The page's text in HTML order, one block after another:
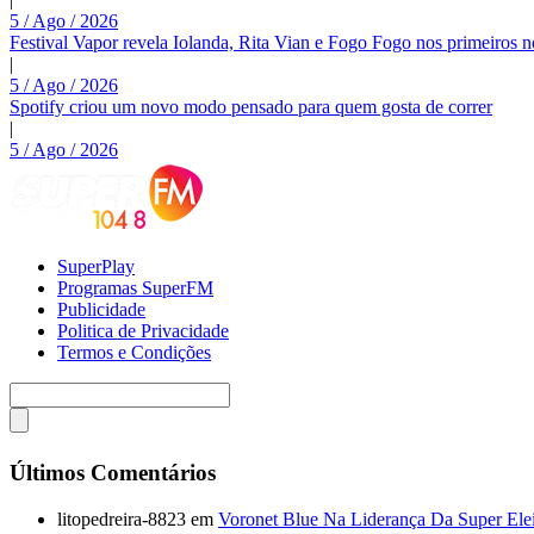
5 / Ago / 2026
Festival Vapor revela Iolanda, Rita Vian e Fogo Fogo nos primeiros
|
5 / Ago / 2026
Spotify criou um novo modo pensado para quem gosta de correr
|
5 / Ago / 2026
SuperPlay
Programas SuperFM
Publicidade
Politica de Privacidade
Termos e Condições
Últimos Comentários
litopedreira-8823 em Voronet Blue Na Liderança Da Super